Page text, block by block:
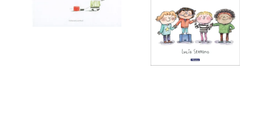
Lorenzo
Nos tratamos
bien